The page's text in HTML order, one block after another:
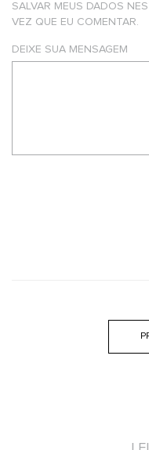
SALVAR MEUS DADOS
VEZ QUE EU COMENTAR.
DEIXE SUA MENSAGEM